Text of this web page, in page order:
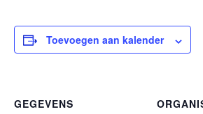
Toevoegen aan kalender
GEGEVENS